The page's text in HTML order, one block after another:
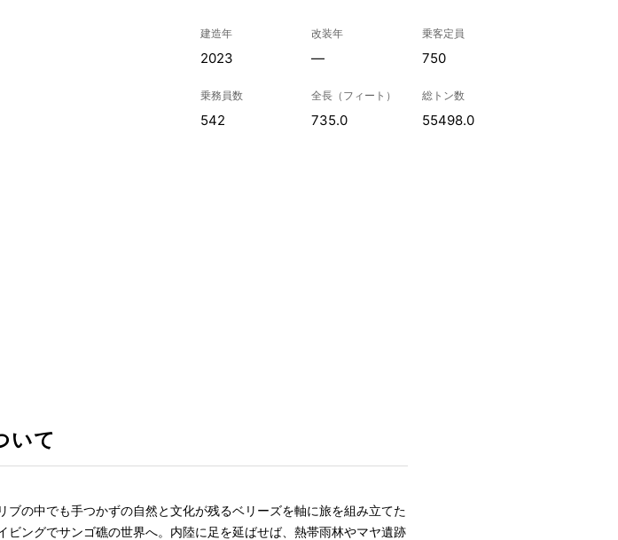
建造年
2023
改装年
—
乗客定員
750
乗務員数
542
全長（フィート）
735.0
総トン数
55498.0
いて
の中でも手つかずの自然と文化が残るベリーズを軸に旅を組み立てた
ングでサンゴ礁の世界へ。内陸に足を延ばせば、熱帯雨林やマヤ遺跡